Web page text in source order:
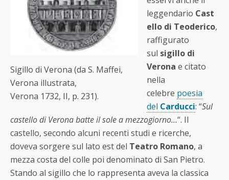
Sigillo di Verona (da S. Maffei,
Verona illustrata,
Verona 1732, II, p. 231).
leggendario Cast
ello di Teoderico,
raffigurato
sul sigillo di
Verona e citato
nella
celebre poesia
del Carducci: “Sul
castello di Verona batte il sole a mezzogiorno…“. Il
castello, secondo alcuni recenti studi e ricerche,
doveva sorgere sul lato est del Teatro Romano, a
mezza costa del colle poi denominato di San Pietro.
Stando al sigillo che lo rappresenta aveva la classica